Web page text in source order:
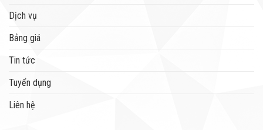
Dịch vụ
Bảng giá
Tin tức
Tuyển dụng
Liên hệ